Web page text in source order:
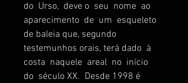
do Urso, deve o seu nome ao
aparecimento de um esqueleto
de baleia que, segundo
testemunhos orais, terá dado à
costa naquele areal no início
do século XX. Desde 1998 é